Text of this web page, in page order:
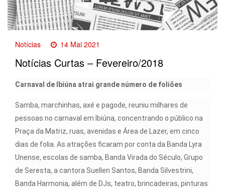
Notícias 14 Mai 2021
Notícias Curtas – Fevereiro/2018
Carnaval de Ibiúna atrai grande número de foliões
Samba, marchinhas, axé e pagode, reuniu milhares de
pessoas no carnaval em Ibiúna, concentrando o público na
Praça da Matriz, ruas, avenidas e Área de Lazer, em cinco
dias de folia. As atrações ficaram por conta da Banda Lyra
Unense, escolas de samba, Banda Virada do Século, Grupo
de Seresta, a cantora Suellen Santos, Banda Silvestrini,
Banda Harmonia, além de DJs, teatro, brincadeiras, pinturas